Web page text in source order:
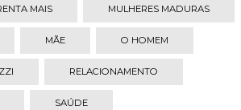
MAIS MULHERES MADURAS
MÃE O HOMEM
RELACIONAMENTO
SAÚDE